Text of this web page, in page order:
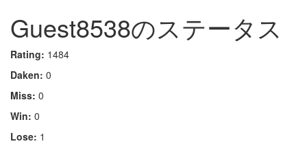
Guest8538のステータス
Rating: 1484
Daken: 0
Miss: 0
Win: 0
Lose: 1